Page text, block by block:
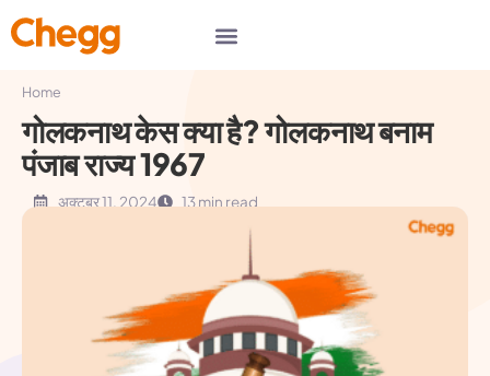
Home
गोलकनाथ केस क्या है? गोलकनाथ बनाम
पंजाब राज्य 1967
अक्टूबर 11, 2024 13 min read